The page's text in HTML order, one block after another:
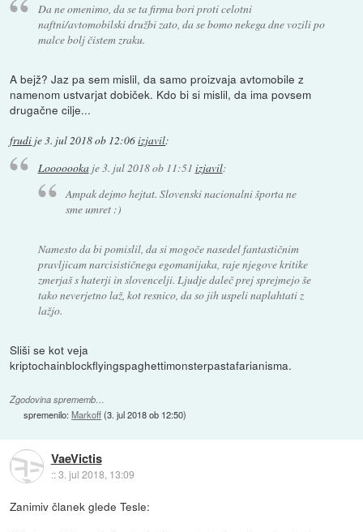
Da ne omenimo, da se ta firma bori proti celotni
naftni/avtomobilski družbi zato, da se bomo nekega dne vozili po
malce bolj čistem zraku.
A bejž? Jaz pa sem mislil, da samo proizvaja avtomobile z
namenom ustvarjat dobiček. Kdo bi si mislil, da ima povsem
drugačne cilje...
frudi je3. jul 2018 ob 12:06izjavil:
Looooookaje3. jul 2018 ob 11:51 izjavil:
Ampak dejmo hejtat. Slovenski nacionalni športa ne
sme umret :)
Namesto da bi pomislil, da si mogoče nasedel fantastičnim
pravljicam narcisističnega egomanijaka, raje njegove kritike
zmerjaš s haterji in slovencelji. Ljudje daleč prej sprejmejo še
tako neverjetno laž, kot resnico, da so jih uspeli naplahtati z
lažjo.
Sliši se kot veja
kriptochainblockflyingspaghettimonsterpastafarianisma.
Zgodovina sprememb…
spremenilo:Markoff(3. jul 2018 ob 12:50)
VaeVictis
::3. jul 2018, 13:09
Zanimiv članek glede Tesle: